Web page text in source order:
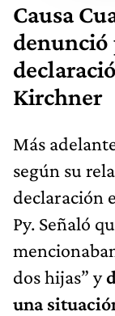
Causa
denunció
Kirchner
Más
según su
declaración
Py. Señaló
dos hijas” y
una